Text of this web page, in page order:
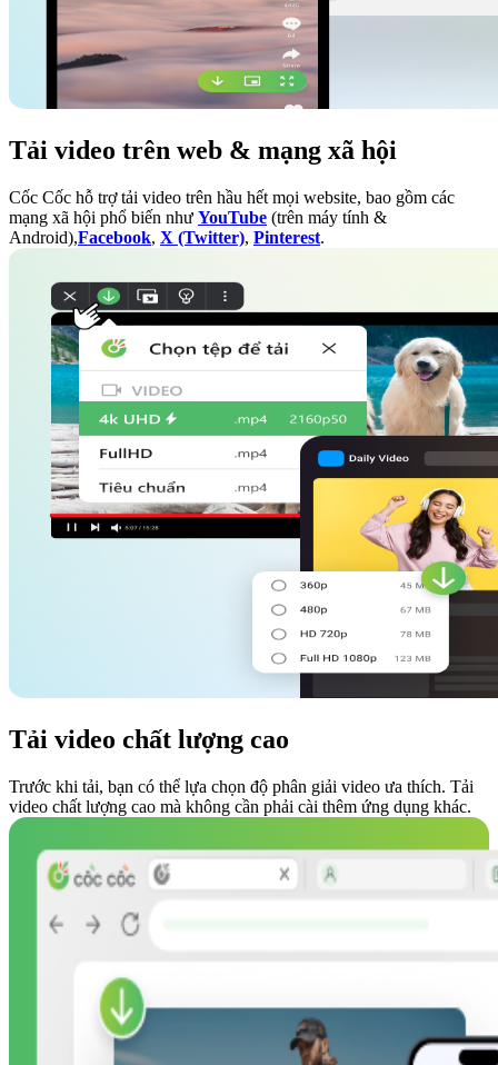
Tải video trên web & mạng xã hội
Cốc Cốc hỗ trợ tải video trên hầu hết mọi website, bao gồm các
mạng xã hội phổ biến như YouTube (trên máy tính &
Android),Facebook, X (Twitter), Pinterest.
Tải video chất lượng cao
Trước khi tải, bạn có thể lựa chọn độ phân giải video ưa thích. Tải
video chất lượng cao mà không cần phải cài thêm ứng dụng khác.